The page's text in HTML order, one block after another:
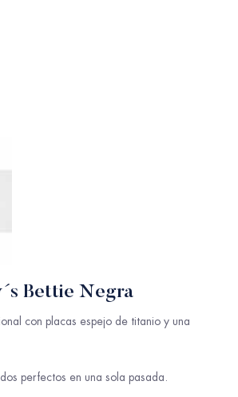
Bettie Negra
con placas espejo de titanio y una
perfectos en una sola pasada.